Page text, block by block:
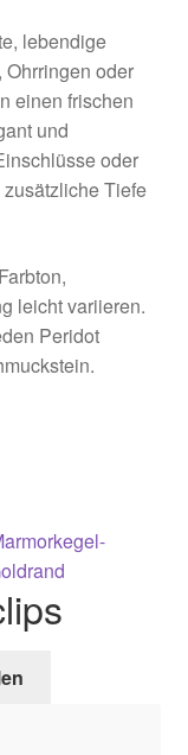
lebendige
oder
einen frischen
und
oder
Tiefe
leicht variieren.
Peridot